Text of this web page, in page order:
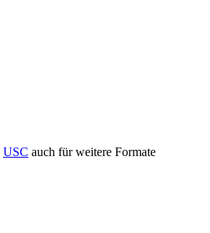
USC auch für weitere Formate